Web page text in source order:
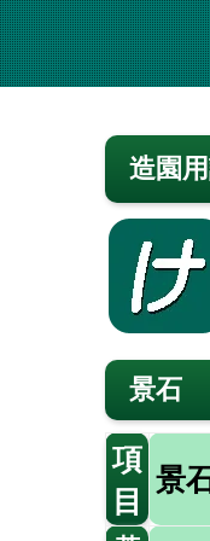
造園
景石
項
目
景